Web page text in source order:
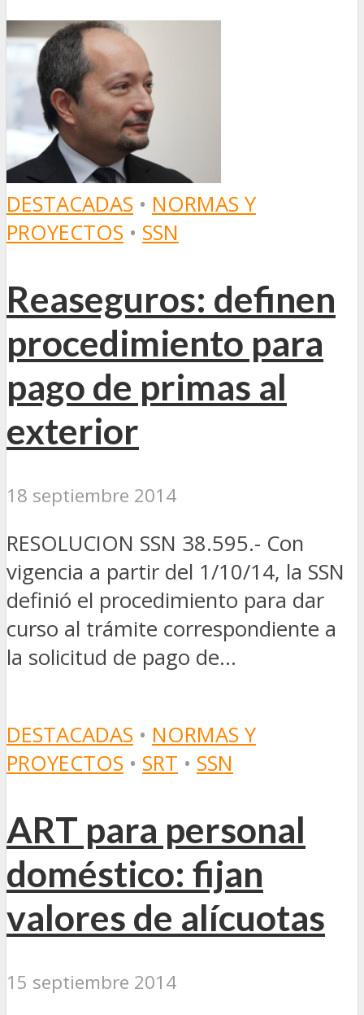
DESTACADAS • NORMAS Y
PROYECTOS • SSN
Reaseguros: definen
procedimiento para
pago de primas al
exterior
18 septiembre 2014
RESOLUCION SSN 38.595.- Con
vigencia a partir del 1/10/14, la SSN
definió el procedimiento para dar
curso al trámite correspondiente a
la solicitud de pago de...
DESTACADAS • NORMAS Y
PROYECTOS • SRT • SSN
ART para personal
doméstico: fijan
valores de alícuotas
15 septiembre 2014